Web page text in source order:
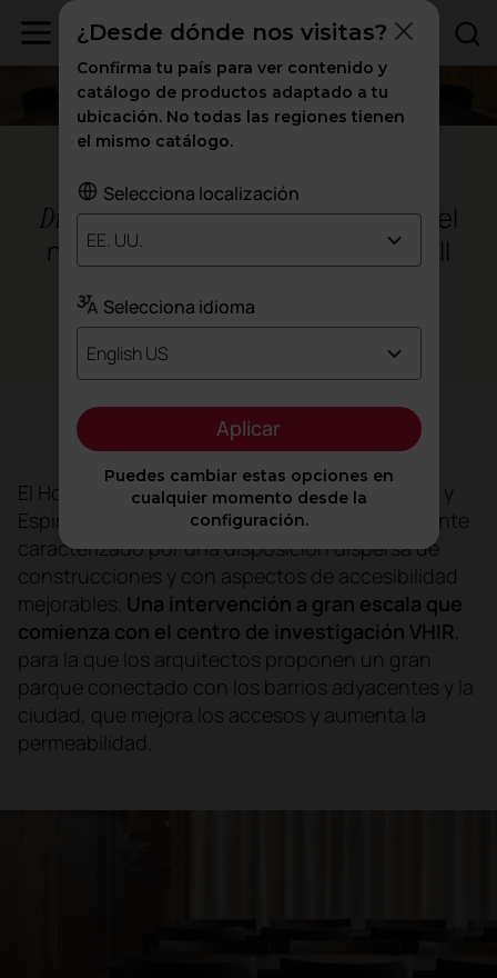
Diseño, ergonomía y sostenibilidadpara el
nuevo campus hospitalario de Vall
Objetivo
El Hospital Vall d’Hebron ha encargado a BAAS y
Espinet Ubach rediseñar un campus actualmente
caracterizado por una disposición dispersa de
construcciones y con aspectos de accesibilidad
mejorables. Una intervención a gran escala que
comienza con el centro de investigación VHIR,
para la que los arquitectos proponen un gran
parque conectado con los barrios adyacentes y la
ciudad, que mejora los accesos y aumenta la
permeabilidad.
¿Desde dónde nos visitas?
Confirma tu país para ver contenido y
catálogo de productos adaptado a tu
ubicación. No todas las regiones tienen
el mismo catálogo.
Selecciona localización
EE. UU.
Selecciona idioma
English US
Aplicar
Puedes cambiar estas opciones en
cualquier momento desde la
configuración.